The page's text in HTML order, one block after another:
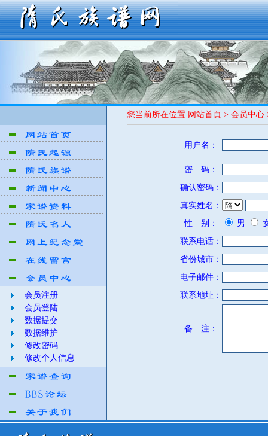
会员注册
会员登陆
数据提交
数据维护
修改密码
修改个人信息
您当前所在位置 网站首頁 > 会员中心
用户名：
密 码：
确认密码：
真实姓名：
性 别：
男
联系电话：
省份城市：
电子邮件：
联系地址：
备 注：